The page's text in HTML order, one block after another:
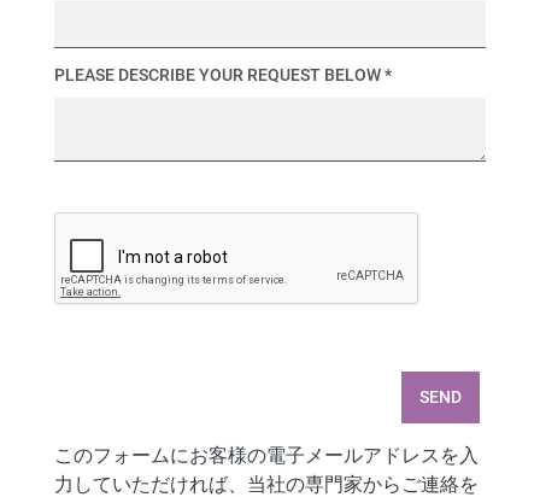
PLEASE DESCRIBE YOUR REQUEST BELOW *
SEND
このフォームにお客様の電子メールアドレスを入
力していただければ、当社の専門家からご連絡を